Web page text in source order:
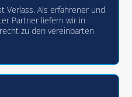
Verlass. Als erfahrener und
Partner liefern wir in
zu den vereinbarten